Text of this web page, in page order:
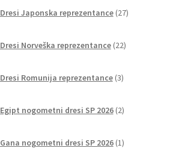
Dresi Japonska reprezentance 27izdelkov
Dresi Norveška reprezentance 22izdelkov
Dresi Romunija reprezentance 3izdelki
Egipt nogometni dresi SP 2026 2izdelka
Gana nogometni dresi SP 2026 1izdelek